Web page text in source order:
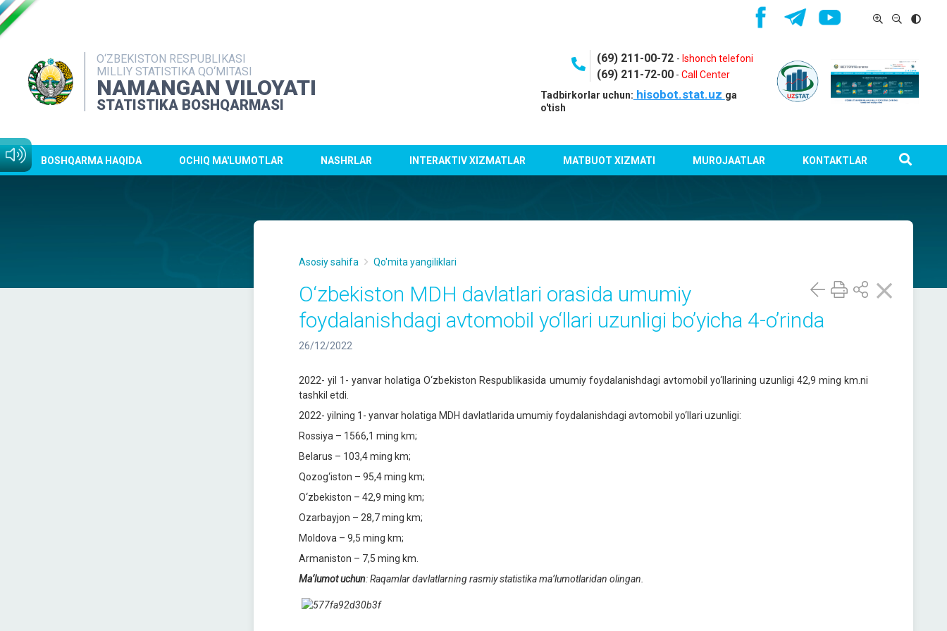
O‘ZBEKISTON RESPUBLIKASI
MILLIY STATISTIKA QO‘MITASI
NAMANGAN VILOYATI
STATISTIKA BOSHQARMASI
(69) 211-00-72 - Ishonch telefoni
(69) 211-72-00- Call Center
Tadbirkorlar uchun: hisobot.stat.uz ga
o'tish
BOSHQARMA HAQIDA OCHIQ MA'LUMOTLAR NASHRLAR INTERAKTIV XIZMATLAR MATBUOT XIZMATI MUROJAATLAR KONTAKTLAR
Asosiy sahifa Qo'mita yangiliklari
O‘zbekiston MDH davlatlari orasida umumiy
foydalanishdagi avtomobil yo‘llari uzunligi boʼyicha 4-oʼrinda
26/12/2022
2022- yil 1- yanvar holatiga O‘zbekiston Respublikasida umumiy foydalanishdagi avtomobil yo‘llarining uzunligi 42,9 ming km.ni
tashkil etdi.
2022- yilning 1- yanvar holatiga MDH davlatlarida umumiy foydalanishdagi avtomobil yo‘llari uzunligi:
Rossiya – 1566,1 ming km;
Belarus – 103,4 ming km;
Qozog‘iston – 95,4 ming km;
O‘zbekiston – 42,9 ming km;
Ozarbayjon – 28,7 ming km;
Moldova – 9,5 ming km;
Armaniston – 7,5 ming km.
Ma‘lumot uchun:Raqamlar davlatlarning rasmiy statistika maʼlumotlaridan olingan